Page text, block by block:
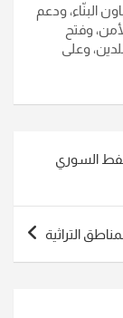
البنّاء، ودعم
وفتح
وعلى
السوري
التراثية